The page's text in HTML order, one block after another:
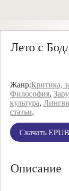
Лето с
Жанр:Критика,
Философия,
культура,
статьи,
Скачать EPUB
Описание